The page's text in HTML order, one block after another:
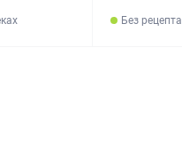
Без рецепта